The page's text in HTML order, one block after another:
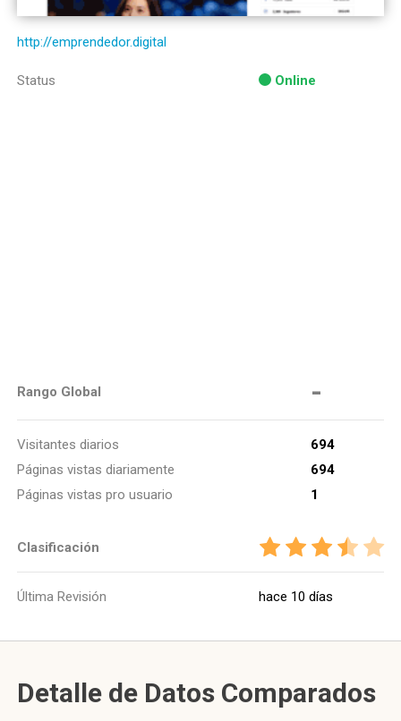
http://emprendedor.digital
Status Online
Rango Global -
Visitantes diarios
694
Páginas vistas diariamente
694
Páginas vistas pro usuario
1
Clasificación
Última Revisión hace 10 días
Detalle de Datos Comparados